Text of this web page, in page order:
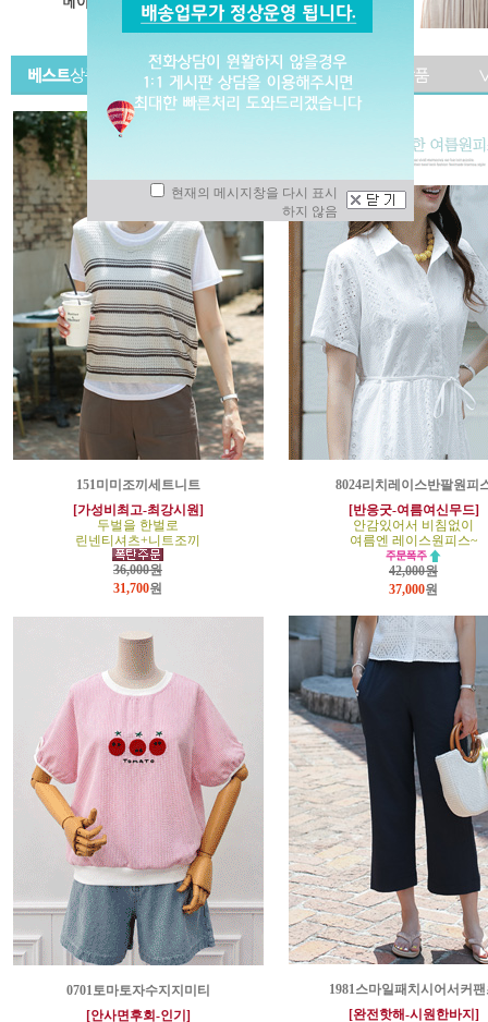
151미미조끼세트니트
[가성비최고-최강시원]
두벌을 한벌로
린넨티셔츠+니트조끼
36,000원
31,700원
8024리치레이스반팔원피
[반응굿-여름여신무드]
안감있어서 비침없이
여름엔 레이스원피스~
42,000원
37,000원
0701토마토자수지지미티
[안사면후회-인기]
1981스마일패치시어서커팬
[완전핫해-시원한바지]
현재의 메시지창을 다시 표시
하지 않음